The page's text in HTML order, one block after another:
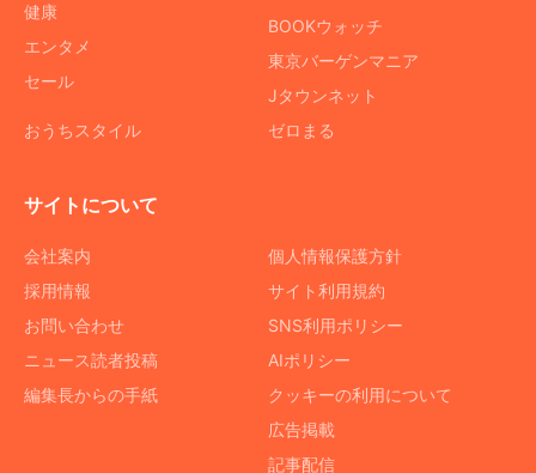
健康
エンタメ
セール
おうちスタイル
BOOKウォッチ
東京バーゲンマニア
Jタウンネット
ゼロまる
サイトについて
会社案内
採用情報
お問い合わせ
ニュース読者投稿
編集長からの手紙
個人情報保護方針
サイト利用規約
SNS利用ポリシー
AIポリシー
クッキーの利用について
広告掲載
記事配信